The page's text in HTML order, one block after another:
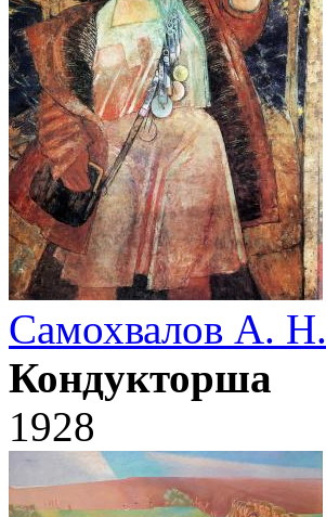
Самохвалов А. Н.
Кондукторша
1928